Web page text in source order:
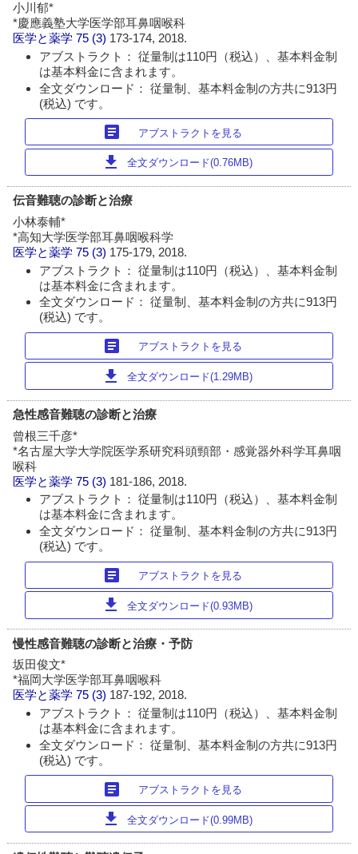
小川郁*
*慶應義塾大学医学部耳鼻咽喉科
医学と薬学 75 (3) 173-174, 2018.
アブストラクト： 従量制は110円（税込）、基本料金制
は基本料金に含まれます。
全文ダウンロード： 従量制、基本料金制の方共に913円
(税込) です。
article アブストラクトを見る
download 全文ダウンロード(0.76MB)
伝音難聴の診断と治療
小林泰輔*
*高知大学医学部耳鼻咽喉科学
医学と薬学 75 (3) 175-179, 2018.
アブストラクト： 従量制は110円（税込）、基本料金制
は基本料金に含まれます。
全文ダウンロード： 従量制、基本料金制の方共に913円
(税込) です。
article アブストラクトを見る
download 全文ダウンロード(1.29MB)
急性感音難聴の診断と治療
曾根三千彦*
*名古屋大学大学院医学系研究科頭頸部・感覚器外科学耳鼻咽
喉科
医学と薬学 75 (3) 181-186, 2018.
アブストラクト： 従量制は110円（税込）、基本料金制
は基本料金に含まれます。
全文ダウンロード： 従量制、基本料金制の方共に913円
(税込) です。
article アブストラクトを見る
download 全文ダウンロード(0.93MB)
慢性感音難聴の診断と治療・予防
坂田俊文*
*福岡大学医学部耳鼻咽喉科
医学と薬学 75 (3) 187-192, 2018.
アブストラクト： 従量制は110円（税込）、基本料金制
は基本料金に含まれます。
全文ダウンロード： 従量制、基本料金制の方共に913円
(税込) です。
article アブストラクトを見る
download 全文ダウンロード(0.99MB)